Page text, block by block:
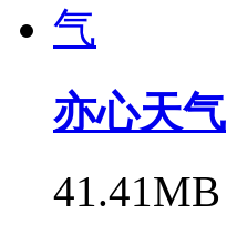
亦心天气
41.41MB